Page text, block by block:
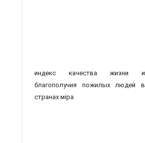
индекс качества жизни и
благополучия пожилых людей в
странах міра